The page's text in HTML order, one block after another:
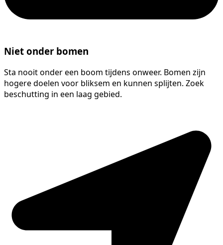
Niet onder bomen
Sta nooit onder een boom tijdens onweer. Bomen zijn
hogere doelen voor bliksem en kunnen splijten. Zoek
beschutting in een laag gebied.